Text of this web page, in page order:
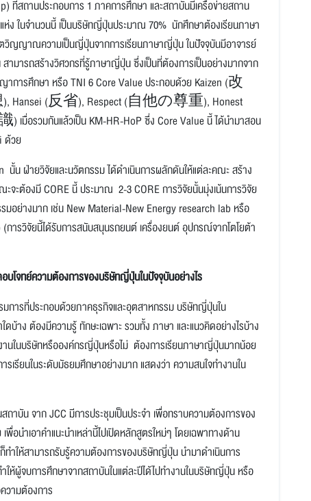
ที่สถานประกอบการ 1 ภาคการศึกษา และสถาบันมีเครือข่ายสถาน
ห่ง ในจำนวนนี้ เป็นบริษัทญี่ปุ่นประมาณ 70% นักศึกษาต้องเรียนภาษา
วิญญาณความเป็นญี่ปุ่นจากการเรียนภาษาญี่ปุ่น ในปัจจุบันมีอาจารย์
ารถสร้างวิศวกรที่รู้ภาษาญี่ปุ่น ซึ่งเป็นที่ต้องการเป็นอย่างมากจาก
าการศึกษา หรือ TNI 6 Core Value ประกอบด้วย Kaizen (改
(反省), Respect (自他の尊重), Honest
รวมกันแล้วเป็น KM-HR-HoP ซึ่ง Core Value นี้ ได้นำมาสอน
ด้วย
ฝ่ายวิจัยและนวัตกรรม ได้ดำเนินการผลักดันให้แต่ละคณะ สร้าง
จะต้องมี CORE นี้ ประมาณ 2-3 CORE การวิจัยนั้นมุ่งเน้นการวิจัย
อย่างมาก เช่น New Material-New Energy research lab หรือ
รวิจัยนี้ได้รับการสนับสนุนรถยนต์ เครื่องยนต์ อุปกรณ์จากโตโยต้า
โจทย์ความต้องการของบริษัทญี่ปุ่นในปัจจุบันอย่างไร
การที่ประกอบด้วยภาคธุรกิจและอุตสาหกรรม บริษัทญี่ปุ่นใน
ดบ้าง ต้องมีความรู้ ทักษะเฉพาะ รวมทั้ง ภาษา และแนวคิดอย่างไรบ้าง
านในบริษัทหรือองค์กรญี่ปุ่นหรือไม่ ต้องการเรียนภาษาญี่ปุ่นมากน้อย
เรียนในระดับมัธยมศึกษาอย่างมาก แสดงว่า ความสนใจทำงานใน
บัน จาก JCC มีการประชุมเป็นประจำ เพื่อทราบความต้องการของ
อนำเอาคำแนะนำเหล่านี้ไปเปิดหลักสูตรใหม่ๆ โดยเฉพาทางด้าน
ำให้สามารถรับรู้ความต้องการของบริษัทญี่ปุ่น นำมาดำเนินการ
ห้ผู้จบการศึกษาจากสถาบันในแต่ละปีได้ไปทำงานในบริษัทญี่ปุ่น หรือ
วามต้องการ